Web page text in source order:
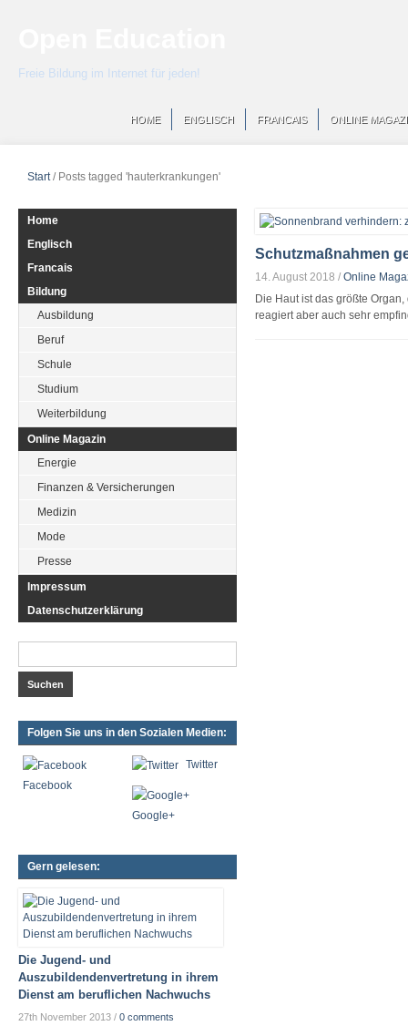
Freie Bildung im Internet für jeden!
HOME ENGLISCH FRANCAIS ONLINE
Start/ Posts tagged 'hauterkrankungen'
Schutzmaßnahmen
14. August 2018 / Online
Die Haut ist das größte
reagiert aber auch sehr
Home
Englisch
Francais
Bildung
Ausbildung
Beruf
Schule
Studium
Weiterbildung
Online Magazin
Energie
Finanzen & Versicherungen
Medizin
Mode
Presse
Impressum
Datenschutzerklärung
Folgen Sie uns in den Sozialen Medien:
Facebook
Twitter
Google+
Gern gelesen:
Die Jugend- und
Auszubildendenvertretung in ihrem
Dienst am beruflichen Nachwuchs
27th November 2013 / 0 comments